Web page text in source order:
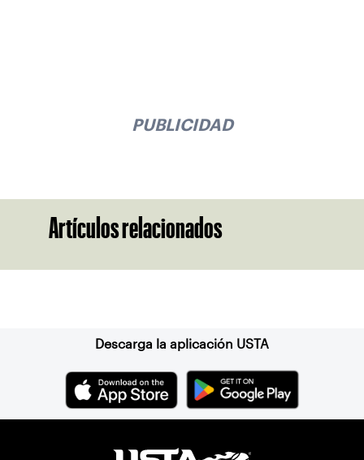
PUBLICIDAD
Artículos relacionados
Descarga la aplicación USTA